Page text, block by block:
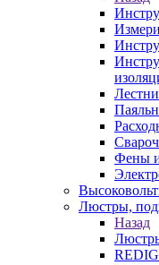
Фены
Люстры,
Назад